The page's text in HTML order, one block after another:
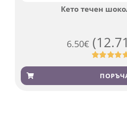
Кето течен
6.50€
Оценен
4.91 от 5,
базирано
501